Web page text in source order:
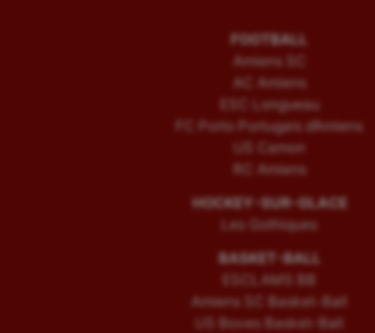
FOOTBALL
Amiens SC
AC Amiens
ESC Longueau
FC Porto Portugais d’Amiens
US Camon
RC Amiens
HOCKEY-SUR-GLACE
Les Gothiques
BASKET-BALL
ESCLAMS BB
Amiens SC Basket-Ball
US Boves Basket-Ball